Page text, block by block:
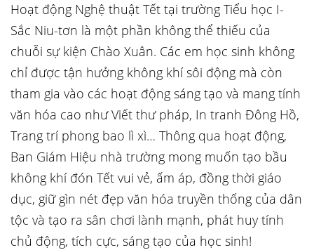
Hoạt động Nghệ thuật Tết tại trường Tiểu học I-
Sắc Niu-tơn là một phần không thể thiếu của
chuỗi sự kiện Chào Xuân. Các em học sinh không
chỉ được tận hưởng không khí sôi động mà còn
tham gia vào các hoạt động sáng tạo và mang tính
văn hóa cao như Viết thư pháp, In tranh Đông Hồ,
Trang trí phong bao lì xì… Thông qua hoạt động,
Ban Giám Hiệu nhà trường mong muốn tạo bầu
không khí đón Tết vui vẻ, ấm áp, đồng thời giáo
dục, giữ gìn nét đẹp văn hóa truyền thống của dân
tộc và tạo ra sân chơi lành mạnh, phát huy tính
chủ động, tích cực, sáng tạo của học sinh!